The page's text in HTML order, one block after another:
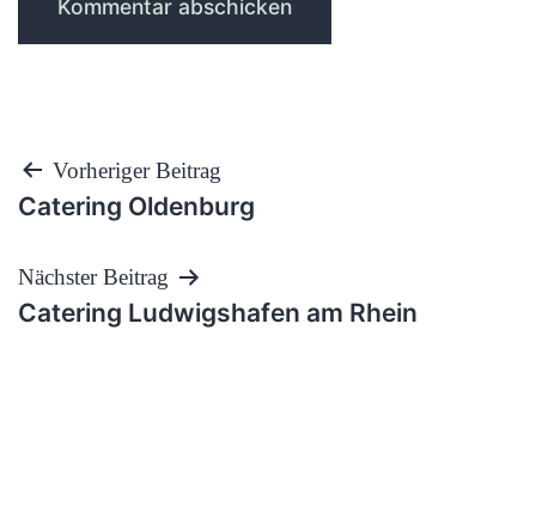
Beitragsnavigation
Vorheriger Beitrag
Catering Oldenburg
Nächster Beitrag
Catering Ludwigshafen am Rhein